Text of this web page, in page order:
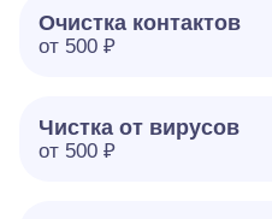
Очистка контактов
от 500 ₽
Чистка от вирусов
от 500 ₽